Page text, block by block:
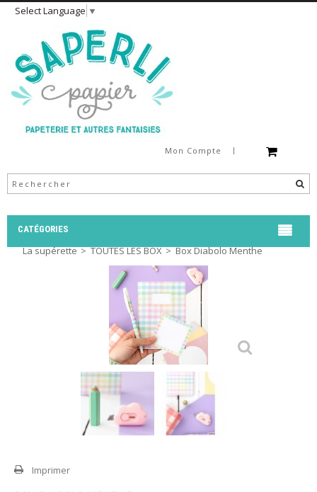
Select Language ▼
Mon Compte
CATÉGORIES
La supérette > TOUTES LES BOX > Box Diabolo Menthe
Imprimer